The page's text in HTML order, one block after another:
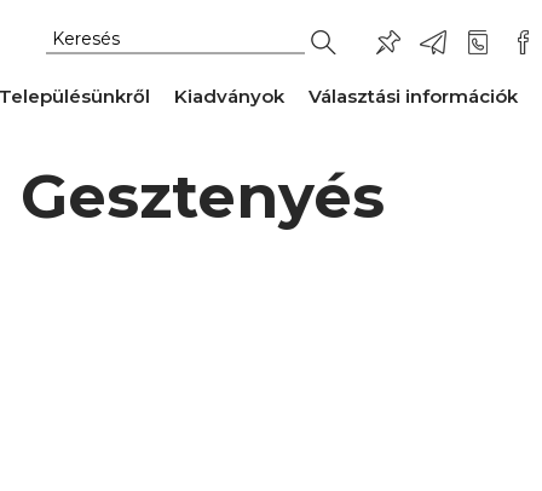
Településünkről Kiadványok Választási információk